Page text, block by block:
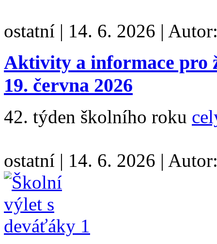
ostatní | 14. 6. 2026 |
Aktivity a informace pro
19. června 2026
42. týden školního roku
ostatní | 14. 6. 2026 |